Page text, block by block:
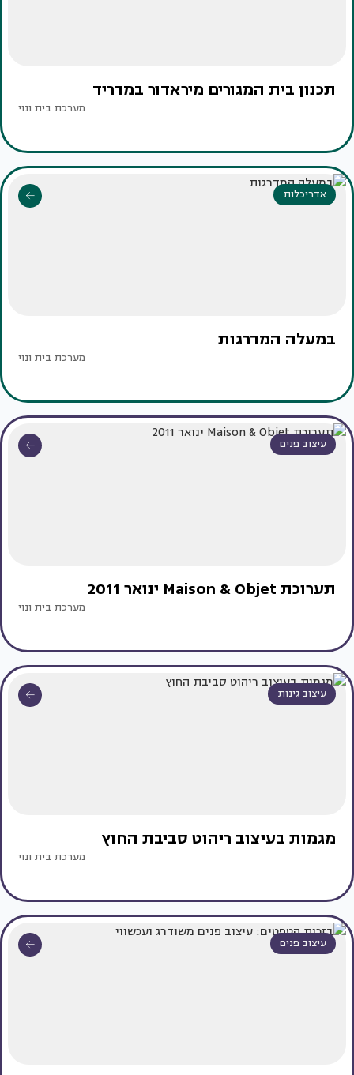
תכנון בית המגורים מיראדור במדריד
מערכת בית ונוי
אדריכלות
במעלה המדרגות
מערכת בית ונוי
עיצוב פנים
תערוכת Maison & Objet ינואר 2011
מערכת בית ונוי
עיצוב גינות
מגמות בעיצוב ריהוט סביבת החוץ
מערכת בית ונוי
עיצוב פנים